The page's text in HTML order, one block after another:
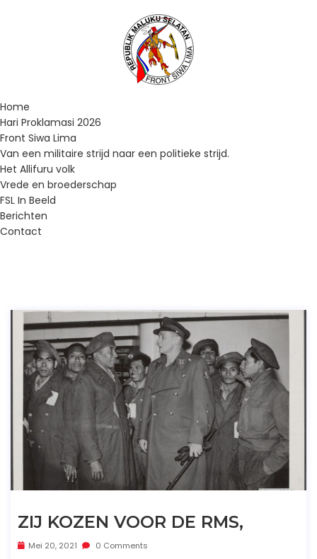
Home
Hari Proklamasi 2026
Front Siwa Lima
Van een militaire strijd naar een politieke strijd.
Het Allifuru volk
Vrede en broederschap
FSL In Beeld
Berichten
Contact
ZIJ KOZEN VOOR DE RMS,
Mei 20, 2021 0 Comments